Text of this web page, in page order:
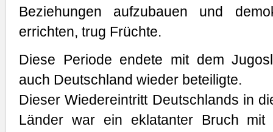
Beziehungen aufzubauen und
errichten, trug Früchte.
Diese Periode endete mit dem
auch Deutschland wieder beteiligte.
Dieser Wiedereintritt Deutschlands in
Länder war ein eklatanter Bruch